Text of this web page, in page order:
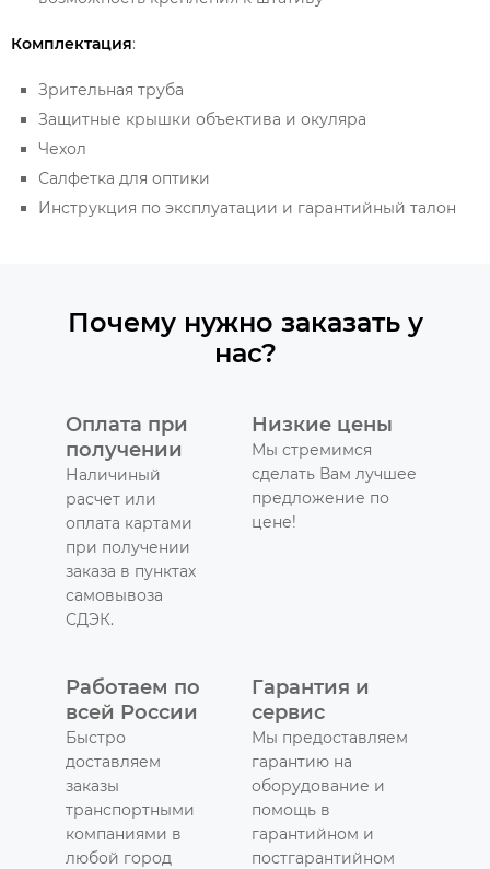
Комплектация:
Зрительная труба
Защитные крышки объектива и окуляра
Чехол
Салфетка для оптики
Инструкция по эксплуатации и гарантийный талон
Почему нужно заказать у
нас?
Оплата при
получении
Наличиный
расчет или
оплата картами
при получении
заказа в пунктах
самовывоза
СДЭК.
Низкие цены
Мы стремимся
сделать Вам лучшее
предложение по
цене!
Работаем по
всей России
Быстро
доставляем
заказы
транспортными
компаниями в
любой город
Гарантия и
сервис
Мы предоставляем
гарантию на
оборудование и
помощь в
гарантийном и
постгарантийном